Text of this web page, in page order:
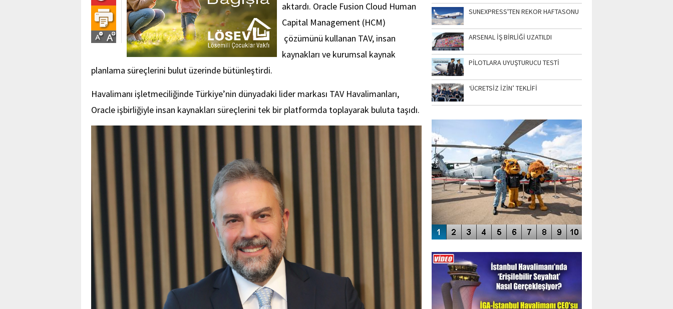
aktardı. Oracle Fusion Cloud Human
Capital Management (HCM)
çözümünü kullanan TAV, insan
kaynakları ve kurumsal kaynak
planlama süreçlerini bulut üzerinde bütünleştirdi.
Havalimanı işletmeciliğinde Türkiye’nin dünyadaki lider markası TAV Havalimanları,
Oracle işbirliğiyle insan kaynakları süreçlerini tek bir platformda toplayarak buluta taşıdı.
SUNEXPRESS'TEN REKOR HAFTASONU
ARSENAL İŞ BİRLİĞİ UZATILDI
PİLOTLARA UYUŞTURUCU TESTİ
‘ÜCRETSİZ İZİN’ TEKLİFİ
SİNGAPUR AIRSHOW-2020
ENGELLERİN AŞILDIĞI HAVALİMANI